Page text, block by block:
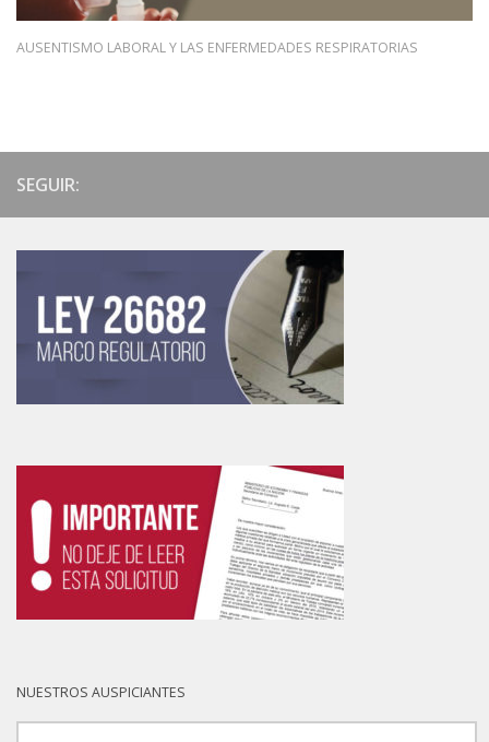
AUSENTISMO LABORAL Y LAS ENFERMEDADES RESPIRATORIAS
SEGUIR:
NUESTROS AUSPICIANTES